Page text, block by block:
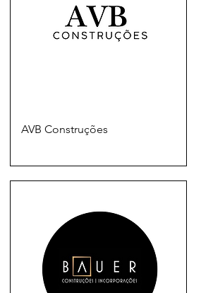
AVB Construções